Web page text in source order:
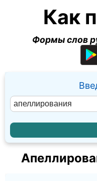
Как
Формы слов